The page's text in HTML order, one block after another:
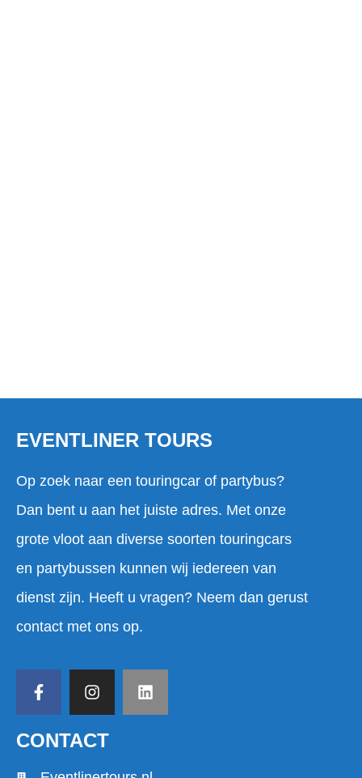
EVENTLINER TOURS
Op zoek naar een touringcar of partybus?
Dan bent u aan het juiste adres. Met onze
grote vloot aan diverse soorten touringcars
en partybussen kunnen wij iedereen van
dienst zijn. Heeft u vragen? Neem dan gerust
contact met ons op.
CONTACT